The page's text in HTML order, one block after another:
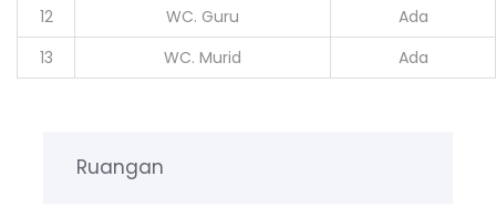
12
WC. Guru
Ada
13
WC. Murid Ada
Ruangan